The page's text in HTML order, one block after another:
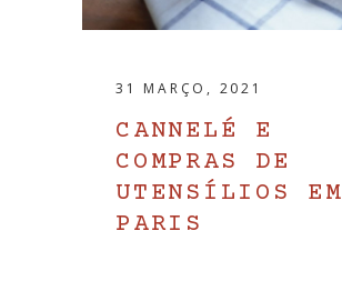
31 MARÇO, 2021
CANNELÉ E
COMPRAS DE
UTENSÍLIOS EM
PARIS